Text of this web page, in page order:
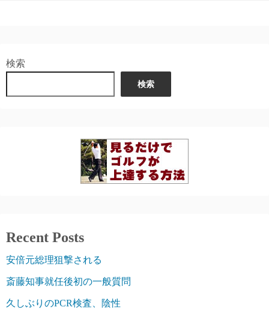
検索
検索
Recent Posts
安倍元総理狙撃される
斎藤知事就任後初の一般質問
久しぶりのPCR検査、陰性